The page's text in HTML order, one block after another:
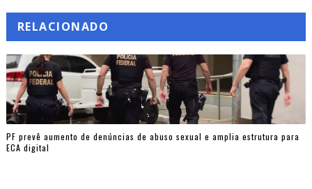
RELACIONADO
PF prevê aumento de denúncias de abuso sexual e amplia estrutura para
ECA digital